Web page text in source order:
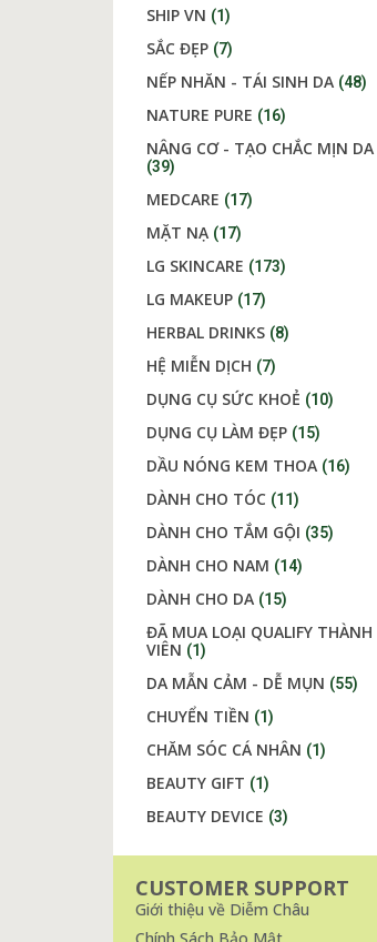
SHIP VN (1)
SẮC ĐẸP (7)
NẾP NHĂN - TÁI SINH DA (48)
NATURE PURE (16)
NÂNG CƠ - TẠO CHẮC MỊN DA
(39)
MEDCARE (17)
MẶT NẠ (17)
LG SKINCARE (173)
LG MAKEUP (17)
HERBAL DRINKS (8)
HỆ MIỄN DỊCH (7)
DỤNG CỤ SỨC KHOẺ (10)
DỤNG CỤ LÀM ĐẸP (15)
DẦU NÓNG KEM THOA (16)
DÀNH CHO TÓC (11)
DÀNH CHO TẮM GỘI (35)
DÀNH CHO NAM (14)
DÀNH CHO DA (15)
ĐÃ MUA LOẠI QUALIFY THÀNH
VIÊN (1)
DA MẪN CẢM - DỄ MỤN (55)
CHUYỂN TIỀN (1)
CHĂM SÓC CÁ NHÂN (1)
BEAUTY GIFT (1)
BEAUTY DEVICE (3)
CUSTOMER SUPPORT
Giới thiệu về Diễm Châu